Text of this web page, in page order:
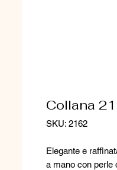
Collana
SKU: 2162
Elegante e
a mano con perle